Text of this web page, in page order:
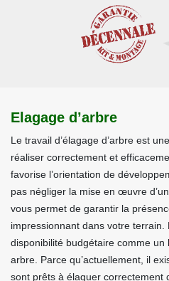
Elagage d’arbre
Le travail d’élagage d’arbre est
réaliser correctement et
favorise l’orientation de
pas négliger la mise en œuvre
vous permet de garantir la
impressionnant dans votre
disponibilité budgétaire comme un
arbre. Parce qu’actuellement, il
sont prêts à élaguer correctement